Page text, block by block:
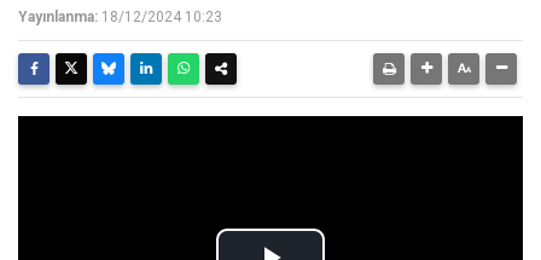
Yayınlanma: 18/12/2024 10:23